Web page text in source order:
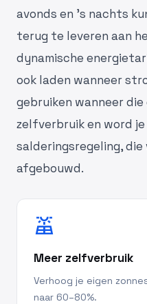
avonds en 's nachts
terug te leveren aan
dynamische
ook laden wanneer
gebruiken wanneer die
zelfverbruik en word
salderingsregeling,
afgebouwd.
solar_power
Meer zelfverbruik
Verhoog je eigen
naar 60–80%.